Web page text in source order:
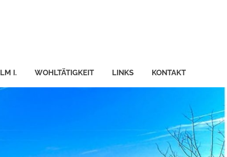
I. WOHLTÄTIGKEIT LINKS KONTAKT